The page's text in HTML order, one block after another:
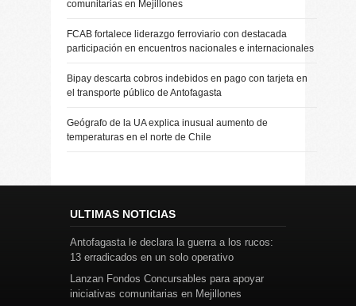
comunitarias en Mejillones
FCAB fortalece liderazgo ferroviario con destacada
participación en encuentros nacionales e internacionales
Bipay descarta cobros indebidos en pago con tarjeta en
el transporte público de Antofagasta
Geógrafo de la UA explica inusual aumento de
temperaturas en el norte de Chile
ULTIMAS NOTICIAS
Antofagasta le declara la guerra a los rucos:
13 erradicados en un solo operativo
Lanzan Fondos Concursables para apoyar
iniciativas comunitarias en Mejillones